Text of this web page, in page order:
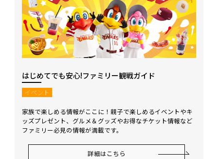
はじめてでも安心!ファミリー観戦ガイド
イベント
家族で楽しめる情報がここに！親子で楽しめるイベントやキ
ッズプレゼント、グルメ＆グッズやお得なチケット情報など
ファミリー必見の情報が満載です。
詳細はこちら